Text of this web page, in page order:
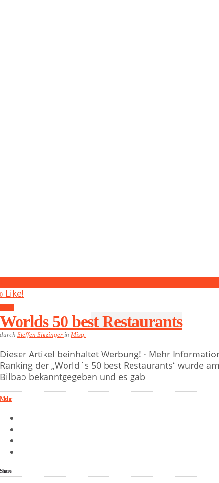
0 Like!
Worlds 50 best Restaurants
durch Steffen Sinzinger in Misq.
Dieser Artikel beinhaltet Werbung! · Mehr
Ranking der „World`s 50 best Restaurants“ wurde
Bilbao bekanntgegeben und es gab
Mehr
Share